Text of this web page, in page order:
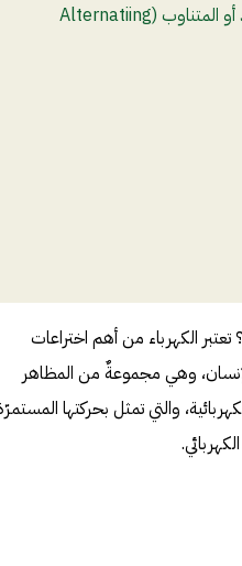
التيار الكهربائي المتردد أو المتناوب (Alternatiing
الكهرباء من أهم اختراعات
وهي مجموعةٌ من المظاهر
والتي تمثل بحركتها